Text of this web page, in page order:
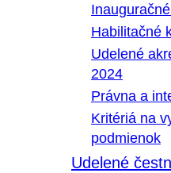
Habilitačné
Udelené
2024
Právna a
Kritériá na
podmienok
Udelené